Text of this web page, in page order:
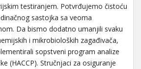
testiranjem. Potvrđujemo čistoću
sastojka sa veoma
Da bismo dodatno umanjili svaku
i mikrobioloških zagađivača,
sopstveni program analize
(HACCP). Stručnjaci za osiguranje